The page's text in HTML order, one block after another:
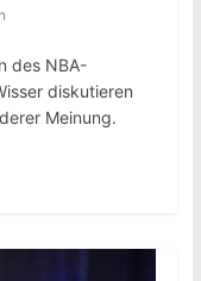
des NBA-
diskutieren
Meinung.